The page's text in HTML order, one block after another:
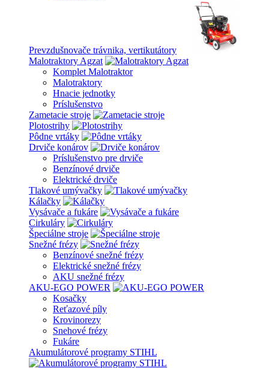
Prevzdušnovače trávnika, vertikutátory
Malotraktory Agzat
Komplet Malotraktor
Malotraktory
Hnacie jednotky
Príslušenstvo
Zametacie stroje
Plotostrihy
Pôdne vrtáky
Drviče konárov
Príslušenstvo pre drviče
Benzínové drviče
Elektrické drviče
Tlakové umývačky
Kálačky
Vysávače a fukáre
Cirkuláry
Špeciálne stroje
Snežné frézy
Benzínové snežné frézy
Elektrické snežné frézy
AKU snežné frézy
AKU-EGO POWER
Kosačky
Reťazové píly
Krovinorezy
Snehové frézy
Fukáre
Akumulátorové programy STIHL